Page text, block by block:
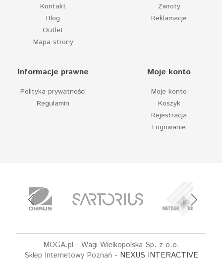
Kontakt
Blog
Outlet
Mapa strony
Zwroty
Reklamacje
Informacje prawne
Polityka prywatności
Regulamin
Moje konto
Moje konto
Koszyk
Rejestracja
Logowanie
MOGA.pl - Wagi Wielkopolska Sp. z o.o.
Sklep Internetowy Poznań - NEXUS INTERACTIVE